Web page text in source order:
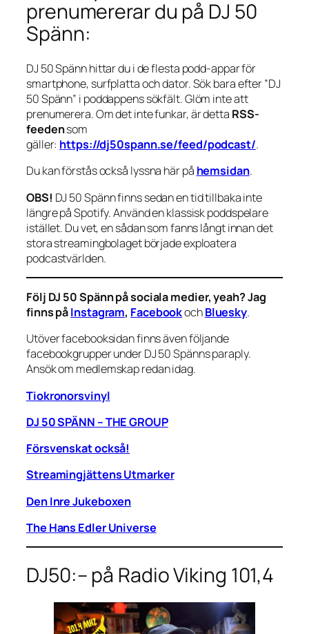
prenumererar du på DJ 50
Spänn:
DJ 50 Spänn hittar du i de flesta podd-appar för
smartphone, surfplatta och dator. Sök bara efter ”DJ
50 Spänn” i poddappens sökfält. Glöm inte att
prenumerera. Om det inte funkar, är detta RSS-
feedensom
gäller: https://dj50spann.se/feed/podcast/.
Du kan förstås också lyssna här på hemsidan.
OBS! DJ 50 Spänn finns sedan en tid tillbaka inte
längre på Spotify. Använd en klassisk poddspelare
istället. Du vet, en sådan som fanns långt innan det
stora streamingbolaget började exploatera
podcastvärlden.
Följ DJ 50 Spänn på sociala medier, yeah? Jag
finns påInstagram, FacebookochBluesky.
Utöver facebooksidan finns även följande
facebookgrupper under DJ 50 Spänns paraply.
Ansök om medlemskap redan idag.
Tiokronorsvinyl
DJ 50 SPÄNN – THE GROUP
Försvenskat också!
Streamingjättens Utmarker
Den Inre Jukeboxen
The Hans Edler Universe
DJ50:– på Radio Viking 101,4